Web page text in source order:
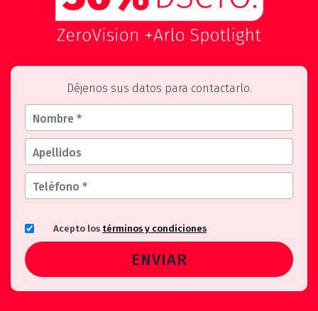
Déjenos sus datos para contactarlo.
Acepto los términos y condiciones